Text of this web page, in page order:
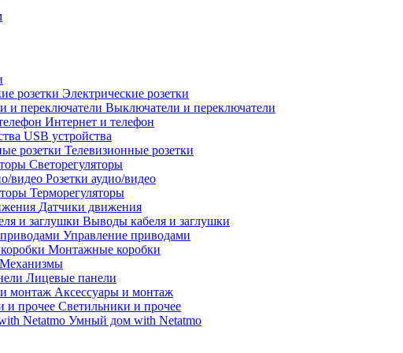
Электрические розетки
Выключатели и переключатели
Интернет и телефон
USB устройства
Телевизионные розетки
Светорегуляторы
Розетки аудио/видео
Терморегуляторы
Датчики движения
Выводы кабеля и заглушки
Управление приводами
Монтажные коробки
Механизмы
Лицевые панели
Аксессуары и монтаж
Светильники и прочее
Умный дом with Netatmo